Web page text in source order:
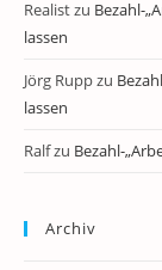
Realistzu Bezahl-
lassen
Jörg Ruppzu
lassen
Ralfzu Bezahl-
Archiv